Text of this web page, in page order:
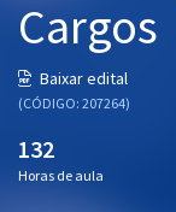
Blog
Aprovados
Atendimento
Cargos
Baixar edital
(CÓDIGO: 207264)
132
Horas de aula